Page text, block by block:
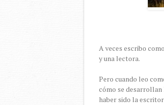
A veces escribo
y una lectora.
Pero cuando leo
cómo se desarrollan
haber sido la